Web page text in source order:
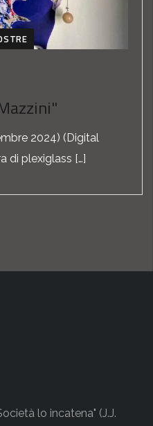
2024) (Digital
di plexiglass […]
lo incatena" (J.J.